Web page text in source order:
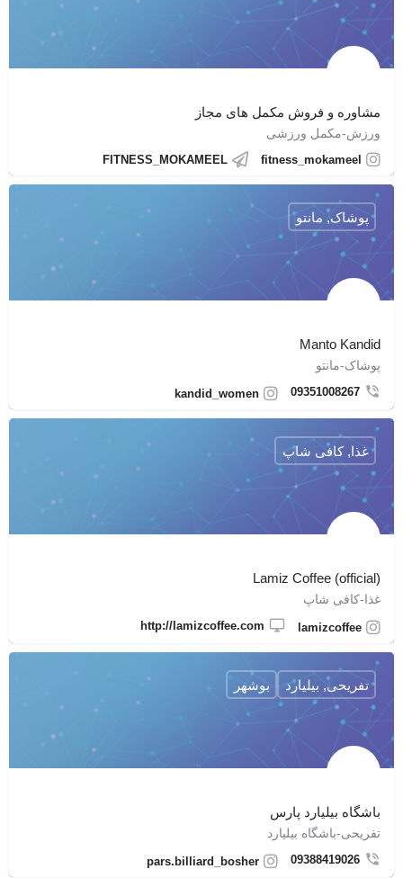
مشاوره و فروش مکمل های مجاز
ورزش-مکمل ورزشی
fitness_mokameel
FITNESS_MOKAMEEL
Manto Kandid
پوشاک-مانتو
09351008267
kandid_women
پوشاک, مانتو
Lamiz Coffee (official)
غذا-کافی شاپ
lamizcoffee
http://lamizcoffee.com
غذا, کافی شاپ
باشگاه بیلیارد پارس
تفریحی-باشگاه بیلیارد
09388419026
pars.billiard_bosher
تفریحی, بیلیارد بوشهر